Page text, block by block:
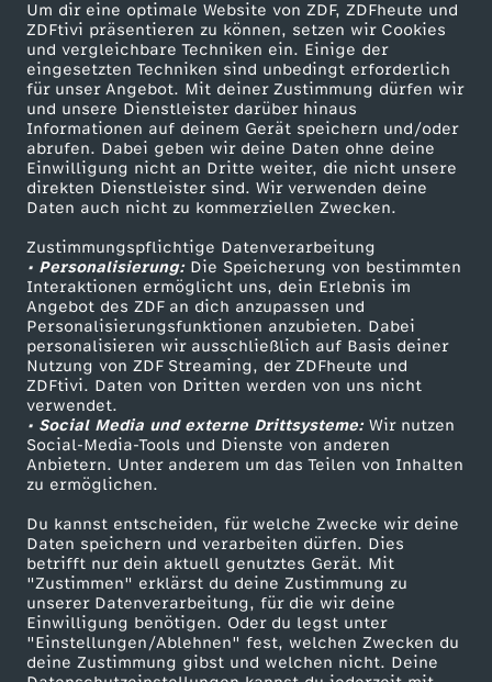
Um dir eine optimale Website von ZDF, ZDFheute und
ZDFtivi präsentieren zu können, setzen wir Cookies
und vergleichbare Techniken ein. Einige der
eingesetzten Techniken sind unbedingt erforderlich
für unser Angebot. Mit deiner Zustimmung dürfen wir
und unsere Dienstleister darüber hinaus
Informationen auf deinem Gerät speichern und/oder
abrufen. Dabei geben wir deine Daten ohne deine
Einwilligung nicht an Dritte weiter, die nicht unsere
direkten Dienstleister sind. Wir verwenden deine
Daten auch nicht zu kommerziellen Zwecken.
Zustimmungspflichtige Datenverarbeitung
• Personalisierung:Die Speicherung von bestimmten
Interaktionen ermöglicht uns, dein Erlebnis im
Angebot des ZDF an dich anzupassen und
Personalisierungsfunktionen anzubieten. Dabei
personalisieren wir ausschließlich auf Basis deiner
Nutzung von ZDF Streaming, der ZDFheute und
ZDFtivi. Daten von Dritten werden von uns nicht
verwendet.
• Social Media und externe Drittsysteme:Wir nutzen
Social-Media-Tools und Dienste von anderen
Anbietern. Unter anderem um das Teilen von Inhalten
zu ermöglichen.
Du kannst entscheiden, für welche Zwecke wir deine
Daten speichern und verarbeiten dürfen. Dies
betrifft nur dein aktuell genutztes Gerät. Mit
"Zustimmen" erklärst du deine Zustimmung zu
unserer Datenverarbeitung, für die wir deine
Einwilligung benötigen. Oder du legst unter
"Einstellungen/Ablehnen" fest, welchen Zwecken du
deine Zustimmung gibst und welchen nicht. Deine
Mehr ZDF
ZDF-Apps
Smart TV
ZDFtext
Livestreams
Sendungen A-Z
TV-Programm
Service
ZDFmitreden
Kontakt zum ZDF
Tickets
Zuschauerservice
Hilfe
ZDF Unternehmen
Karriere
ZDF goes Schule
Werbefernsehen
Mainzelmännchen